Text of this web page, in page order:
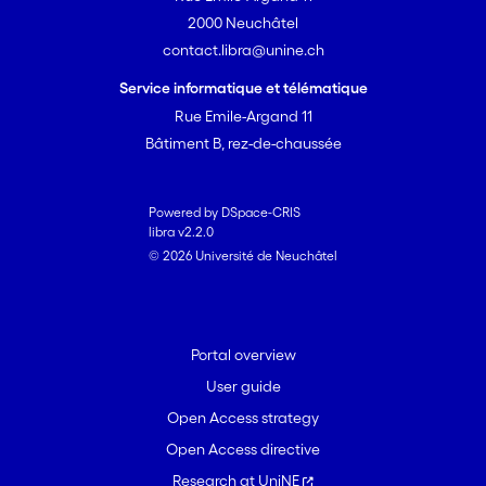
fondements et les visées de la
formation musicale, confrontent leurs
propres expériences et leurs
observations quotidiennes aux apports
des sciences humaines (philosophie,
psychologie, linguistique, pédagogie). Ils
compréhension de la pédagogie
musicale.
2000 Neuchâtel
contact.libra@unine.ch
Service informatique et télématique
Rue Emile-Argand 11
Bâtiment B, rez-de-chaussée
Powered by DSpace-CRIS
libra v2.2.0
© 2026 Université de Neuchâtel
Portal overview
User guide
Open Access strategy
Open Access directive
Research at UniNE